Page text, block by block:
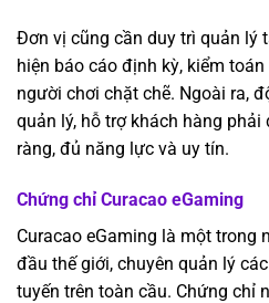
Đơn vị cũng cần duy trì quản lý
hiện báo cáo định kỳ, kiểm
người chơi chặt chẽ. Ngoài ra,
quản lý, hỗ trợ khách hàng
ràng, đủ năng lực và uy tín.
Chứng chỉ Curacao eGaming
Curacao eGaming là một trong
đầu thế giới, chuyên quản lý
tuyến trên toàn cầu. Chứng chỉ